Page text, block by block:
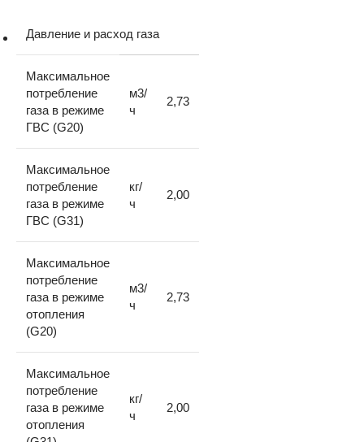
Давление и расход газа
Максимальное
потребление
газа в режиме
ГВС (G20)
м3/
ч
2,73
Максимальное
потребление
газа в режиме
ГВС (G31)
кг/
ч
2,00
Максимальное
потребление
газа в режиме
отопления
(G20)
м3/
ч
2,73
Максимальное
потребление
газа в режиме
отопления
кг/
ч
2,00